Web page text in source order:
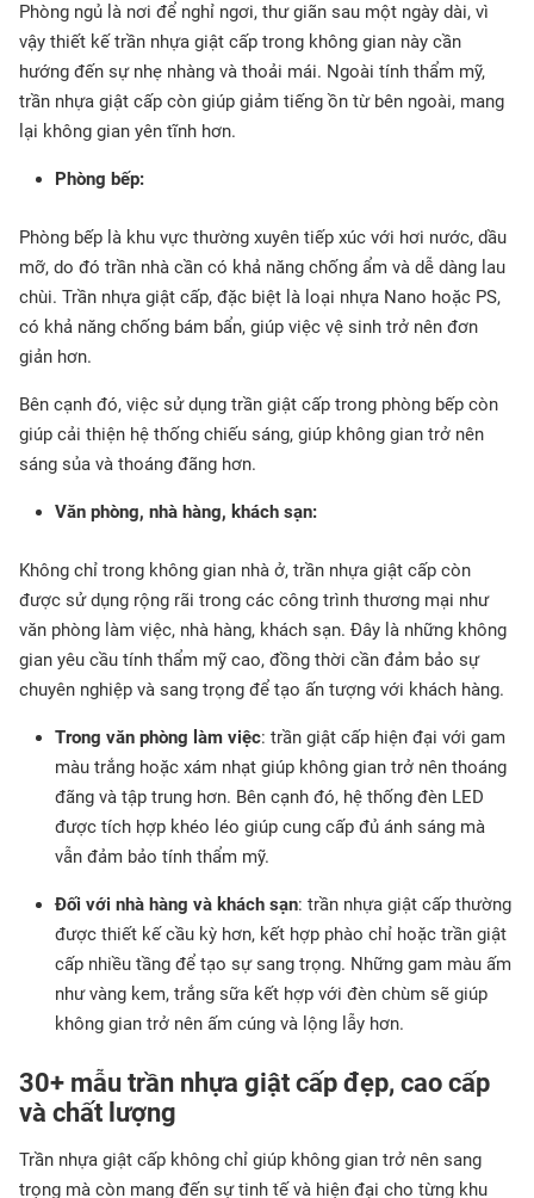
Phòng ngủ là nơi để nghỉ ngơi, thư giãn sau một ngày dài, vì
vậy thiết kế trần nhựa giật cấp trong không gian này cần
hướng đến sự nhẹ nhàng và thoải mái. Ngoài tính thẩm mỹ,
trần nhựa giật cấp còn giúp giảm tiếng ồn từ bên ngoài, mang
lại không gian yên tĩnh hơn.
Phòng bếp:
Phòng bếp là khu vực thường xuyên tiếp xúc với hơi nước, dầu
mỡ, do đó trần nhà cần có khả năng chống ẩm và dễ dàng lau
chùi. Trần nhựa giật cấp, đặc biệt là loại nhựa Nano hoặc PS,
có khả năng chống bám bẩn, giúp việc vệ sinh trở nên đơn
giản hơn.
Bên cạnh đó, việc sử dụng trần giật cấp trong phòng bếp còn
giúp cải thiện hệ thống chiếu sáng, giúp không gian trở nên
sáng sủa và thoáng đãng hơn.
Văn phòng, nhà hàng, khách sạn:
Không chỉ trong không gian nhà ở, trần nhựa giật cấp còn
được sử dụng rộng rãi trong các công trình thương mại như
văn phòng làm việc, nhà hàng, khách sạn. Đây là những không
gian yêu cầu tính thẩm mỹ cao, đồng thời cần đảm bảo sự
chuyên nghiệp và sang trọng để tạo ấn tượng với khách hàng.
Trong văn phòng làm việc: trần giật cấp hiện đại với gam
màu trắng hoặc xám nhạt giúp không gian trở nên thoáng
đãng và tập trung hơn. Bên cạnh đó, hệ thống đèn LED
được tích hợp khéo léo giúp cung cấp đủ ánh sáng mà
vẫn đảm bảo tính thẩm mỹ.
Đối với nhà hàng và khách sạn: trần nhựa giật cấp thường
được thiết kế cầu kỳ hơn, kết hợp phào chỉ hoặc trần giật
cấp nhiều tầng để tạo sự sang trọng. Những gam màu ấm
như vàng kem, trắng sữa kết hợp với đèn chùm sẽ giúp
không gian trở nên ấm cúng và lộng lẫy hơn.
30+ mẫu trần nhựa giật cấp đẹp, cao cấp
và chất lượng
Trần nhựa giật cấp không chỉ giúp không gian trở nên sang
trọng mà còn mang đến sự tinh tế và hiện đại cho từng khu